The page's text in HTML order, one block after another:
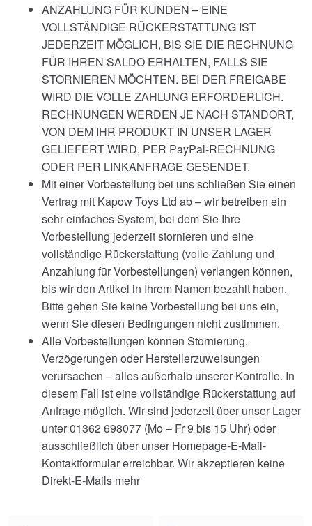
ANZAHLUNG FÜR KUNDEN – EINE
VOLLSTÄNDIGE RÜCKERSTATTUNG IST
JEDERZEIT MÖGLICH, BIS SIE DIE RECHNUNG
FÜR IHREN SALDO ERHALTEN, FALLS SIE
STORNIEREN MÖCHTEN. BEI DER FREIGABE
WIRD DIE VOLLE ZAHLUNG ERFORDERLICH.
RECHNUNGEN WERDEN JE NACH STANDORT,
VON DEM IHR PRODUKT IN UNSER LAGER
GELIEFERT WIRD, PER PayPal-RECHNUNG
ODER PER LINKANFRAGE GESENDET.
Mit einer Vorbestellung bei uns schließen Sie einen
Vertrag mit Kapow Toys Ltd ab – wir betreiben ein
sehr einfaches System, bei dem Sie Ihre
Vorbestellung jederzeit stornieren und eine
vollständige Rückerstattung (volle Zahlung und
Anzahlung für Vorbestellungen) verlangen können,
bis wir den Artikel in Ihrem Namen bezahlt haben.
Bitte gehen Sie keine Vorbestellung bei uns ein,
wenn Sie diesen Bedingungen nicht zustimmen.
Alle Vorbestellungen können Stornierung,
Verzögerungen oder Herstellerzuweisungen
verursachen – alles außerhalb unserer Kontrolle. In
diesem Fall ist eine vollständige Rückerstattung auf
Anfrage möglich. Wir sind jederzeit über unser Lager
unter 01362 698077 (Mo – Fr 9 bis 15 Uhr) oder
ausschließlich über unser Homepage-E-Mail-
Kontaktformular erreichbar. Wir akzeptieren keine
Direkt-E-Mails mehr